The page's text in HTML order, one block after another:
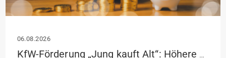
06.08.2026
KfW-Förderung „Jung kauft Alt“: Höhere Kredite ab August 2026